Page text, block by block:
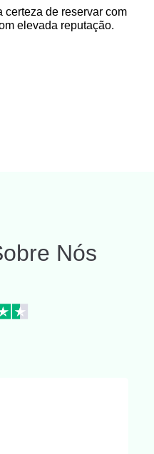
certeza de reservar com
elevada reputação.
Nós